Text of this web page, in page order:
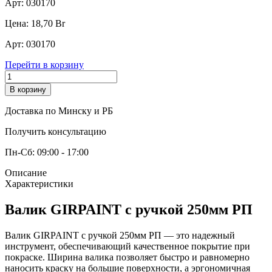
Арт: 030170
Цена: 18,70 Br
Арт: 030170
Перейти в корзину
В корзину
Доставка по Минску и РБ
Получить консультацию
Пн-Сб: 09:00 - 17:00
Описание
Характеристики
Валик GIRPAINT с ручкой 250мм РП
Валик GIRPAINT с ручкой 250мм РП — это надежный
инструмент, обеспечивающий качественное покрытие при
покраске. Ширина валика позволяет быстро и равномерно
наносить краску на большие поверхности, а эргономичная